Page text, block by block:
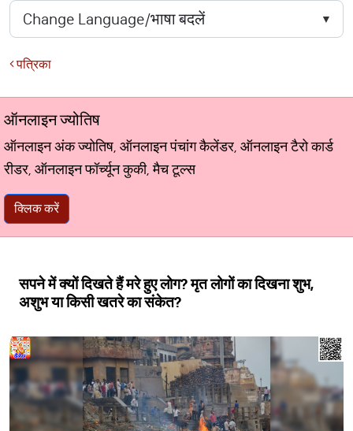
पत्रिका
ऑनलाइन ज्योतिष
ऑनलाइन अंक ज्योतिष, ऑनलाइन पंचांग कैलेंडर, ऑनलाइन टैरो कार्ड
रीडर, ऑनलाइन फॉर्च्यून कुकी, मैच टूल्स
क्लिक करें
सपने में क्यों दिखते हैं मरे हुए लोग? मृत लोगों का दिखना शुभ,
अशुभ या किसी खतरे का संकेत?